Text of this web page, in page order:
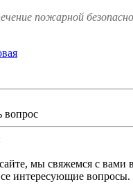
пожарной
вопрос
мы свяжемся с вами
интересующие вопросы.